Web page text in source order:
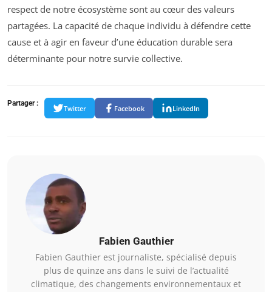
respect de notre écosystème sont au cœur des valeurs
partagées. La capacité de chaque individu à défendre cette
cause et à agir en faveur d’une éducation durable sera
déterminante pour notre survie collective.
Partager :
Twitter Facebook LinkedIn
Fabien Gauthier
Fabien Gauthier est journaliste, spécialisé depuis
plus de quinze ans dans le suivi de l’actualité
climatique, des changements environnementaux et